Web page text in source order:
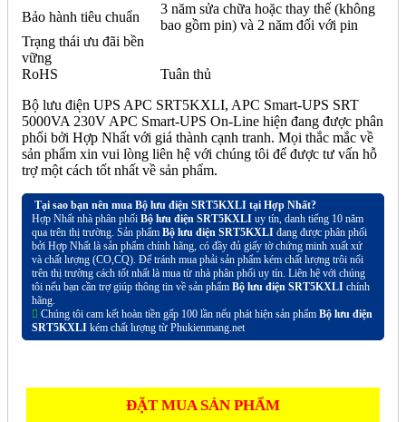
Bảo hành tiêu chuẩn
3 năm sửa chữa hoặc thay thế (không
bao gồm pin) và 2 năm đối với pin
Trạng thái ưu đãi bền
vững
RoHS
Tuân thủ
Bộ lưu điện UPS APC SRT5KXLI, APC Smart-UPS SRT
5000VA 230V APC Smart-UPS On-Line hiện đang được phân
phối bởi Hợp Nhất với giá thành cạnh tranh. Mọi thắc mắc về
sản phẩm xin vui lòng liên hệ với chúng tôi để được tư vấn hỗ
trợ một cách tốt nhất về sản phẩm.
Tại sao bạn nên mua Bộ lưu điện SRT5KXLI tại Hợp Nhất?
Hợp Nhất nhà phân phối Bộ lưu điện SRT5KXLI uy tín, danh tiếng 10 năm
qua trên thị trường. Sản phẩm Bộ lưu điện SRT5KXLI đang được phân phối
bởi Hợp Nhất là sản phẩm chính hãng, có đầy đủ giấy tờ chứng minh xuất xứ
và chất lượng (CO,CQ). Để tránh mua phải sản phẩm kém chất lượng trôi nổi
trên thị trường cách tốt nhất là mua từ nhà phân phối uy tín. Liên hệ với chúng
tôi nếu bạn cần trợ giúp thông tin về sản phẩm Bộ lưu điện SRT5KXLI chính
hãng.
Chúng tôi cam kết hoàn tiền gấp 100 lần nếu phát hiện sản phẩm Bộ lưu điện
SRT5KXLI kém chất lượng từ Phukienmang.net
ĐẶT MUA SẢN PHẨM